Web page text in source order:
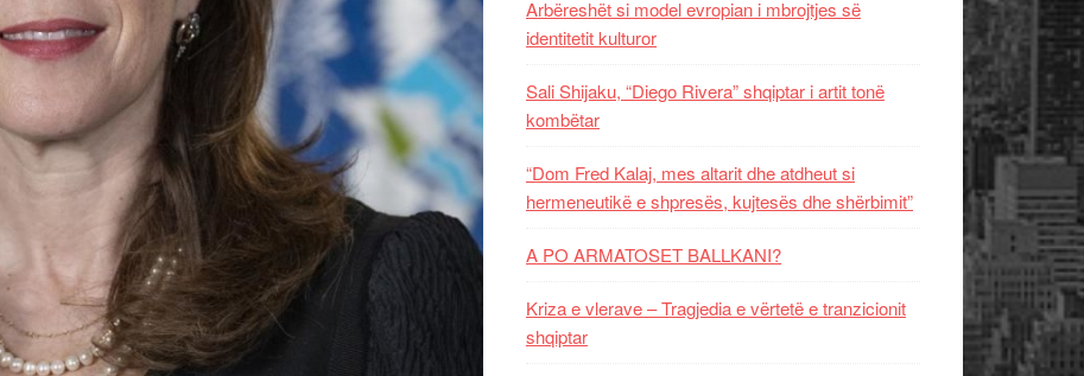
Arbëreshët si model evropian i mbrojtjes së
identitetit kulturor
Sali Shijaku, “Diego Rivera” shqiptar i artit tonë
kombëtar
“Dom Fred Kalaj, mes altarit dhe atdheut si
hermeneutikë e shpresës, kujtesës dhe shërbimit”
A PO ARMATOSET BALLKANI?
Kriza e vlerave – Tragjedia e vërtetë e tranzicionit
shqiptar